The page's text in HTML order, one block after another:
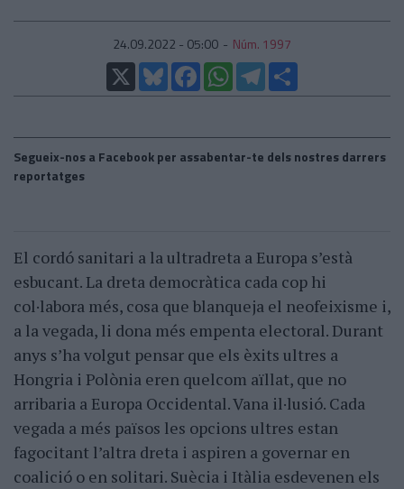
24.09.2022 - 05:00
Núm. 1997
X
BlueskyFacebookWhatsAppTelegram
Segueix-nos a Facebook per assabentar-te dels nostres darrers
reportatges
El cordó sanitari a la ultradreta a Europa s’està
esbucant. La dreta democràtica cada cop hi
col·labora més, cosa que blanqueja el neofeixisme i,
a la vegada, li dona més empenta electoral. Durant
anys s’ha volgut pensar que els èxits ultres a
Hongria i Polònia eren quelcom aïllat, que no
arribaria a Europa Occidental. Vana il·lusió. Cada
vegada a més països les opcions ultres estan
fagocitant l’altra dreta i aspiren a governar en
coalició o en solitari. Suècia i Itàlia esdevenen els